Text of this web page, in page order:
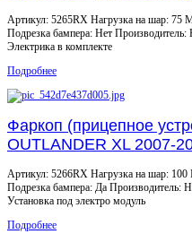
Артикул: 5265RX Нагрузка на шар: 75
Подрезка бампера: Нет
Электрика в комплекте
Подробнее
Фаркоп (прицепное
OUTLANDER XL 2007-
Артикул: 5266RX Нагрузка на шар:
Подрезка бампера: Да Производитель:
Установка под электро модуль
Подробнее